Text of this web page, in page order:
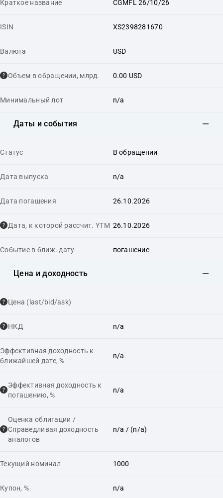
Краткое название CGMFL 26/10/26
ISIN XS2398281670
Валюта USD
Объем в обращении, млрд. 0.00 USD
Минимальный лот n/a
Даты и события
Статус В обращении
Дата выпуска n/a
Дата погашения 26.10.2026
Дата, к которой рассчит. YTM 26.10.2026
Событие в ближ. дату погашение
Цена и доходность
Цена (last/bid/ask)
НКД n/a
Эффективная доходность к
ближайшей дате, %
n/a
Эффективная доходность к
погашению, %
n/a
Оценка облигации /
Справедливая доходность
аналогов
n/a / (n/a)
Текущий номинал 1000
Купон, % n/a